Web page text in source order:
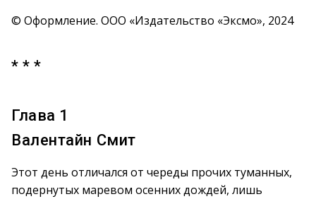
© Оформление. ООО «Издательство «Эксмо», 2024
* * *
Глава 1
Валентайн Смит
Этот день отличался от череды прочих туманных,
подернутых маревом осенних дождей, лишь